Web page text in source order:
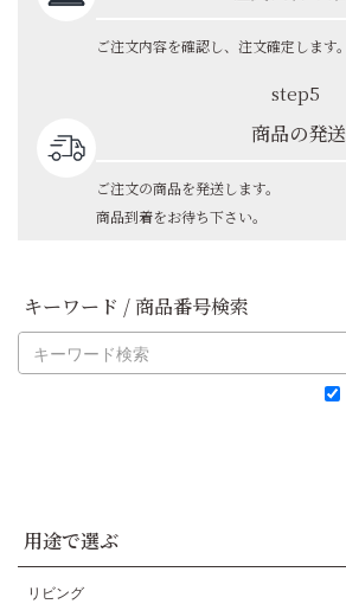
ご注文内容を確認し、注文確定します。
step5
商品の発送
ご注文の商品を発送します。
商品到着をお待ち下さい。
キーワード / 商品番号検索
用途で選ぶ
リビング